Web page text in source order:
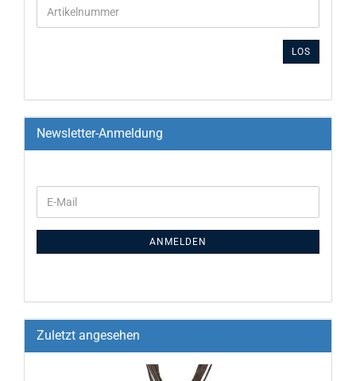
LOS
Newsletter-Anmeldung
ANMELDEN
Zuletzt angesehen